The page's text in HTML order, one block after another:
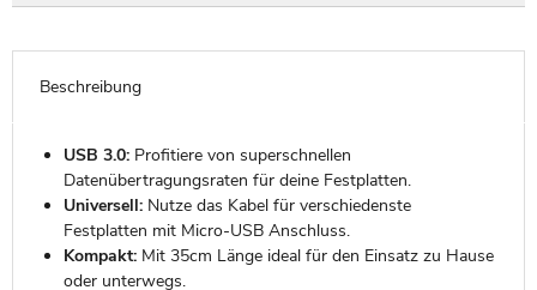
Beschreibung
USB 3.0:Profitiere von superschnellen
Datenübertragungsraten für deine Festplatten.
Universell:Nutze das Kabel für verschiedenste
Festplatten mit Micro-USB Anschluss.
Kompakt:Mit 35cm Länge ideal für den Einsatz zu Hause
oder unterwegs.